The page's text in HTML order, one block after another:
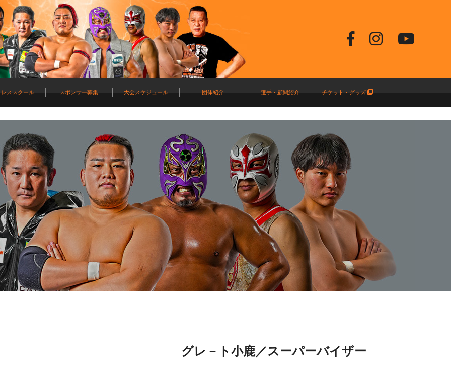
ススクール スポンサー募集 大会スケジュール 団体紹介 選手・顧問紹介 チケット・グッズ
グレ－ト小鹿／スーパーバイザー